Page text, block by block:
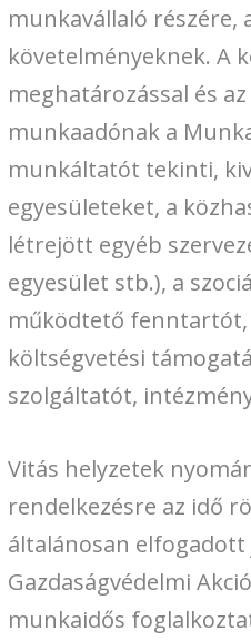
munkavállaló
követelményeknek. A
meghatározással és
munkaadónak a
munkáltatót tekinti,
egyesületeket, a
létrejött egyéb
egyesület stb.), a
működtető
költségvetési
szolgáltatót,
Vitás helyzetek
rendelkezésre az idő
általánosan
Gazdaságvédelmi
munkaidős